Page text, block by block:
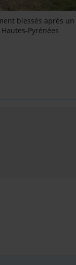
blessés après un
Pyrénées